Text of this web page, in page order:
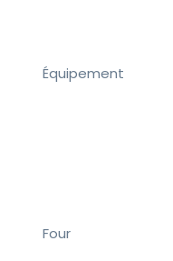
Équipement
Four